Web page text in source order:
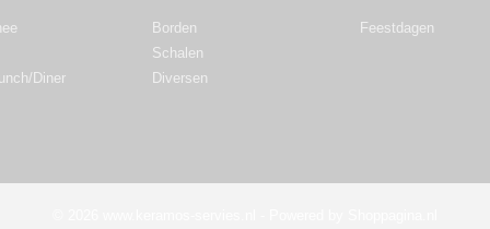
Diner
Borden
Schalen
Diversen
Feestdagen